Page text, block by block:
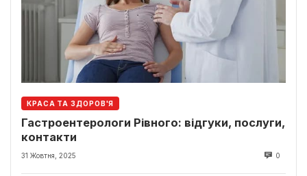
КРАСА ТА ЗДОРОВ'Я
Гастроентерологи Рівного: відгуки, послуги,
контакти
31 Жовтня, 2025 0